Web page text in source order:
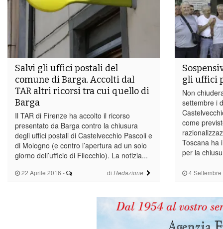
22 Aprile 2016 - di Redazione
Salvi gli uffici postali del
comune di Barga. Accolti dal
TAR altri ricorsi tra cui quello di
Barga
Il TAR di Firenze ha accolto il ricorso
presentato da Barga contro la chiusura
degli uffici postali di Castelvecchio Pascoli e
di Mologno (e contro l’apertura ad un solo
giorno dell’ufficio di Filecchio). La notizia...
4
gli uffici
Non
settembre i
come
Toscana ha
per la